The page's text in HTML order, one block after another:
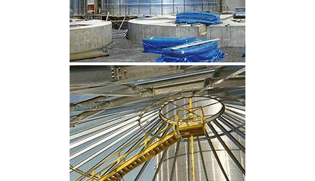
CLIQUEZ POUR AGRANDIR